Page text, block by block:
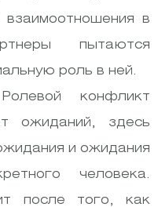
в
пытаются
роль в ней.
конфликт
ожиданий, здесь
и ожидания
человека.
после того, как